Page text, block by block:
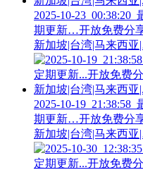
2025-10-
期更新…开放免费分
新加坡|台湾|马来西
2025-10-
期更新…开放免费分
新加坡|台湾|马来西